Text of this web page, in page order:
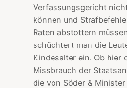
Verfassungsgericht
können und
Raten abstottern
schüchtert man die
Kindesalter ein. Ob hier
Missbrauch der
die von Söder &